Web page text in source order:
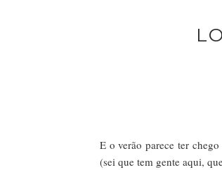
E o verão parece ter
(sei que tem gente aqui,